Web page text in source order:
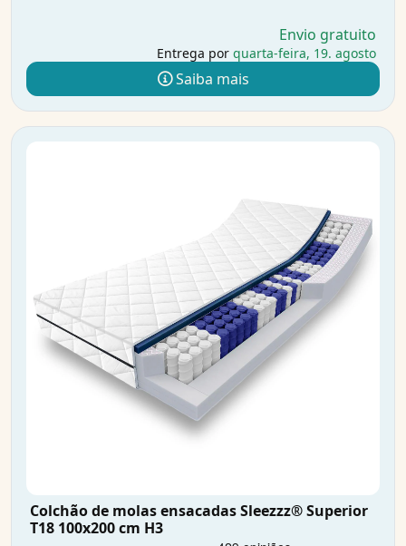
Envio gratuito
Entrega por quarta-feira, 19. agosto
Saiba mais
Colchão de molas ensacadas Sleezzz® Superior
T18 100x200 cm H3